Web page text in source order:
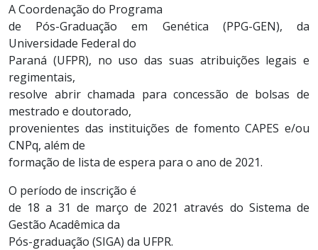
A Coordenação do Programa
de Pós-­Graduação em Genética (PPG-GEN), da
Universidade Federal do
Paraná (UFPR), no uso das suas atribuições legais e
regimentais,
resolve abrir chamada para concessão de bolsas de
mestrado e doutorado,
provenientes das instituições de fomento CAPES e/ou
CNPq, além de
formação de lista de espera para o ano de 2021.
O período de inscrição é
de 18 a 31 de março de 2021 através do Sistema de
Gestão Acadêmica da
Pós-graduação (SIGA) da UFPR.